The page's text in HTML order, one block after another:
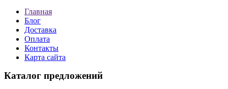
Главная
Блог
Доставка
Оплата
Контакты
Карта сайта
Каталог предложений